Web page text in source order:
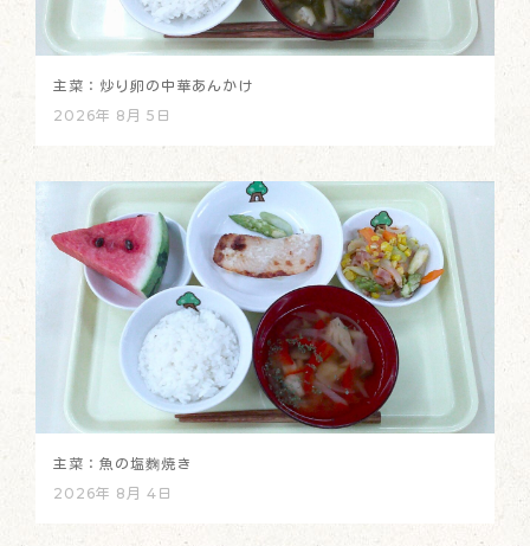
主菜：炒り卵の中華あんかけ
2026年 8月 5日
主菜：魚の塩麴焼き
2026年 8月 4日